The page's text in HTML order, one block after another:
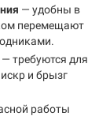
— удобны в
перемещают
— требуются для
и брызг
работы